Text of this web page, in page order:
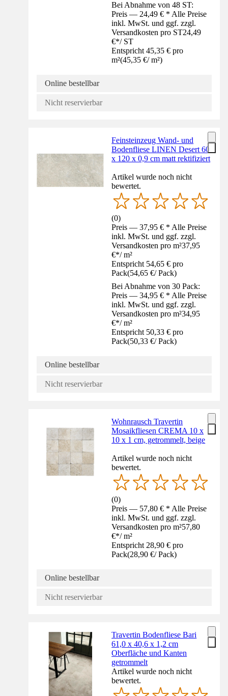
Bei Abnahme von 48 ST:
Preis — 24,49 € * Alle Preise
inkl. MwSt. und ggf. zzgl.
Versandkosten pro ST24,49
€*/ ST
Entspricht 45,35 € pro
m²(45,35 €/ m²)
Online bestellbar
Nicht reservierbar
Feinsteinzeug Wand- und
Bodenfliese LINEN Desert 60
x 120 x 0,9 cm matt rektifiziert
Artikel wurde noch nicht
bewertet.
(0)
Preis — 37,95 € * Alle Preise
inkl. MwSt. und ggf. zzgl.
Versandkosten pro m²37,95
€*/ m²
Entspricht 54,65 € pro
Pack(54,65 €/ Pack)
Bei Abnahme von 30 Pack:
Preis — 34,95 € * Alle Preise
inkl. MwSt. und ggf. zzgl.
Versandkosten pro m²34,95
€*/ m²
Entspricht 50,33 € pro
Pack(50,33 €/ Pack)
Online bestellbar
Nicht reservierbar
Wohnrausch Travertin
Mosaikfliesen CREMA 10 x
10 x 1 cm, getrommelt, beige
Artikel wurde noch nicht
bewertet.
(0)
Preis — 57,80 € * Alle Preise
inkl. MwSt. und ggf. zzgl.
Versandkosten pro m²57,80
€*/ m²
Entspricht 28,90 € pro
Pack(28,90 €/ Pack)
Online bestellbar
Nicht reservierbar
Travertin Bodenfliese Bari
61,0 x 40,6 x 1,2 cm
Oberfläche und Kanten
getrommelt
Artikel wurde noch nicht
bewertet.